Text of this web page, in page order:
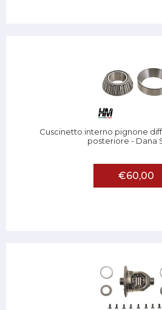
Cuscinetto interno pignone
posteriore - Dana
€60,00